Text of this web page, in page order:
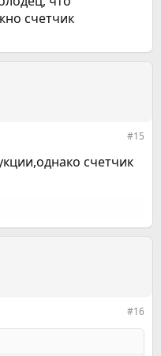
счетчик
#15
счетчик
#16